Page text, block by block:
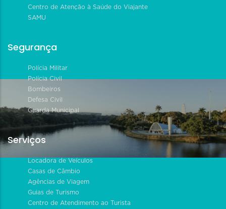
Centro de Atenção à Saúde do Viajante
SAMU
Segurança
Polícia Militar
Polícia Civil
Bombeiros
Defesa Civil
Guarda Municipal
Serviços
Locadora de Veículos
Casas de Câmbio
Agências de Viagem
Guias de Turismo
Centro de Atendimento ao Turista